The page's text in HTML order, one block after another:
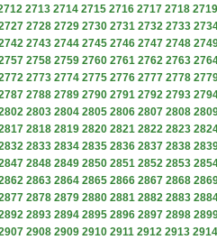
2713 2714 2715 2716 2717 2718 2719
2728 2729 2730 2731 2732 2733
2743 2744 2745 2746 2747 2748
2758 2759 2760 2761 2762 2763
2773 2774 2775 2776 2777 2778
2788 2789 2790 2791 2792 2793
2803 2804 2805 2806 2807 2808
2818 2819 2820 2821 2822 2823
2833 2834 2835 2836 2837 2838
2848 2849 2850 2851 2852 2853
2863 2864 2865 2866 2867 2868
2878 2879 2880 2881 2882 2883
2893 2894 2895 2896 2897 2898
2908 2909 2910 2911 2912 2913 2914